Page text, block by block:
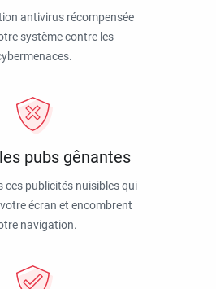
antivirus récompensée
système contre les
pubs gênantes
ces publicités nuisibles qui
écran et encombrent
navigation.